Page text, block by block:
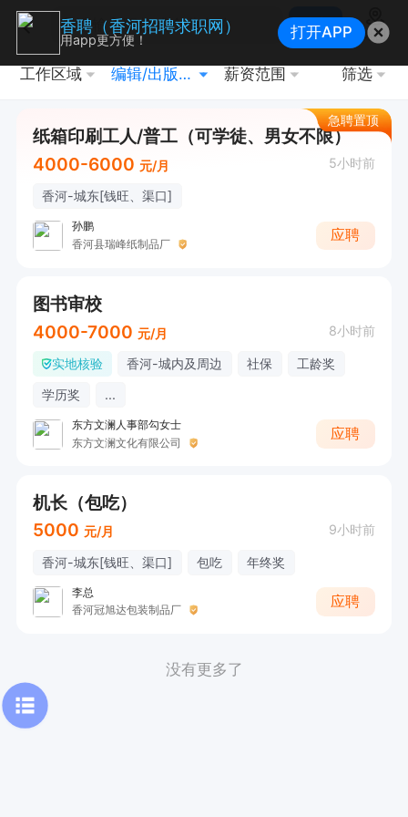
搜索
地图
工作区域 编辑/出版/印刷 薪资范围 筛选
急聘置顶
纸箱印刷工人/普工（可学徒、男女不限）
4000-6000 元/月 5小时前
香河-城东[钱旺、渠口]
孙鹏
香河县瑞峰纸制品厂
应聘
图书审校
4000-7000 元/月 8小时前
实地核验 香河-城内及周边 社保
工龄奖
学历奖
...
东方文澜人事部勾女士
东方文澜文化有限公司
应聘
机长（包吃）
5000 元/月 9小时前
香河-城东[钱旺、渠口] 包吃 年终奖
李总
香河冠旭达包装制品厂
应聘
没有更多了
香聘（香河招聘求职网）
用app更方便！ 打开APP